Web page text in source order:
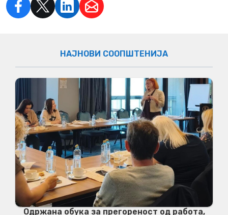
НАЈНОВИ СООПШТЕНИЈА
Одржана обука за прегореност од работа,